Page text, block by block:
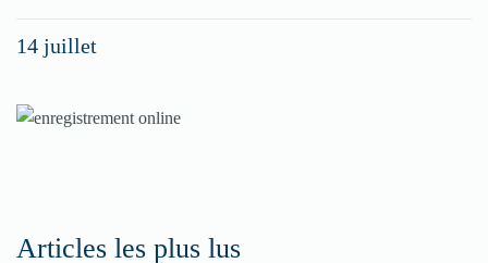
14 juillet
Articles les plus lus